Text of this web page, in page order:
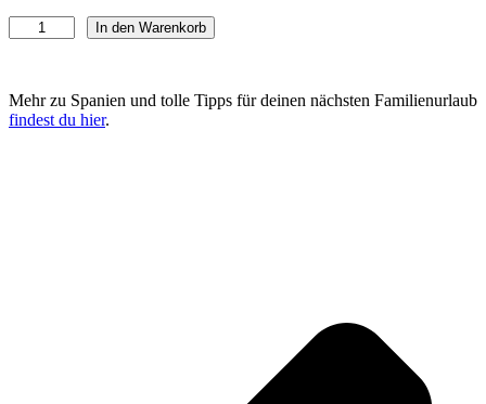
p
i
e
In den Warenkorb
Mehr zu Spanien und tolle Tipps für deinen nächsten Familienurlaub
findest du hier.